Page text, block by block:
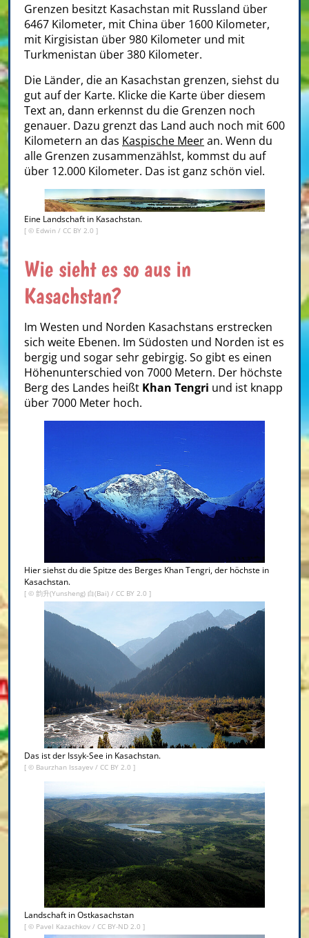
Grenzen besitzt Kasachstan mit Russland über
6467 Kilometer, mit China über 1600 Kilometer,
mit Kirgisistan über 980 Kilometer und mit
Turkmenistan über 380 Kilometer.
Die Länder, die an Kasachstan grenzen, siehst du
gut auf der Karte. Klicke die Karte über diesem
Text an, dann erkennst du die Grenzen noch
genauer. Dazu grenzt das Land auch noch mit 600
Kilometern an das Kaspische Meeran. Wenn du
alle Grenzen zusammenzählst, kommst du auf
über 12.000 Kilometer. Das ist ganz schön viel.
Eine Landschaft in Kasachstan.
[ © Edwin / CC BY 2.0 ]
Wie sieht es so aus in
Kasachstan?
Im Westen und Norden Kasachstans erstrecken
sich weite Ebenen. Im Südosten und Norden ist es
bergig und sogar sehr gebirgig. So gibt es einen
Höhenunterschied von 7000 Metern. Der höchste
Berg des Landes heißt Khan Tengri und ist knapp
über 7000 Meter hoch.
Hier siehst du die Spitze des Berges Khan Tengri, der höchste in
Kasachstan.
[ © 韵升(Yunsheng) 白(Bai) / CC BY 2.0 ]
Das ist der Issyk-See in Kasachstan.
[ © Baurzhan Issayev / CC BY 2.0 ]
Landschaft in Ostkasachstan
[ © Pavel Kazachkov / CC BY-ND 2.0 ]